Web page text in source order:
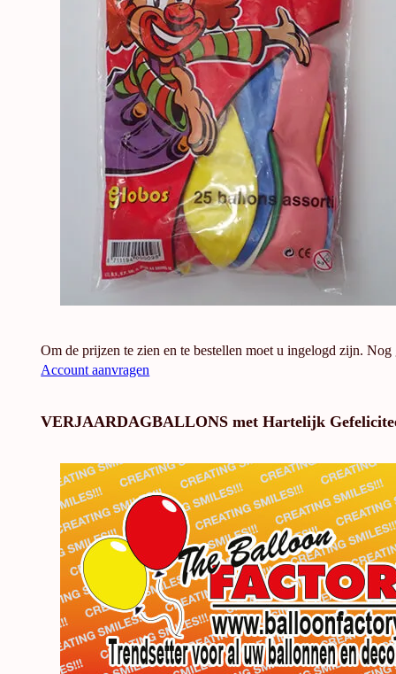
Om de prijzen te zien en te bestellen moet u ingelogd zijn. Nog
Account aanvragen
VERJAARDAGBALLONS met Hartelijk